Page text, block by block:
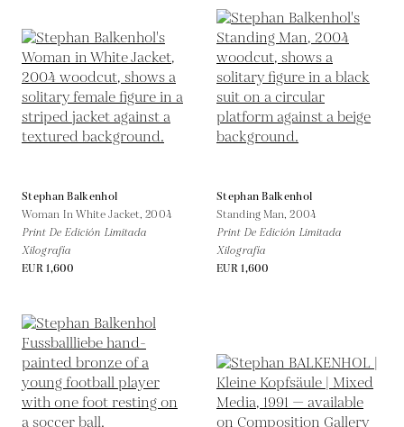
Stephan Balkenhol
Woman In White Jacket,2004
Print De Edición Limitada
Xilografía
EUR 1,600
Stephan Balkenhol
Standing Man,2004
Print De Edición Limitada
Xilografía
EUR 1,600